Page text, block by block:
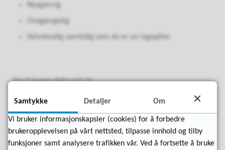
Nysgjerrig
Omgjengelig
Selvstendig samtidig som du er en lagspiller
For å kunne delta må du
Fylle 15 år i 2026 eller være eldre, men ikke ha fylt 25 år
før 28.4.26.
Kunne møte opp og ta deg hjem fra avtalt oppmøtested
hver dag.
Samtykke Detaljer Om
Vi bruker informasjonskapsler (cookies) for å forbedre
brukeropplevelsen på vårt nettsted, tilpasse innhold og tilby
funksjoner samt analysere trafikken vår. Ved å fortsette å bruke